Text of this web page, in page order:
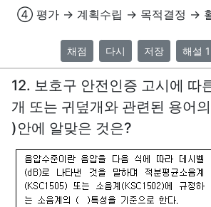
④ 평가 → 계획수립 → 목적결정 →
채점 다시 저장 해설 1
12. 보호구 안전인증 고시에 따
개 또는 귀덮개와 관련된 용어
)안에 알맞은 것은?